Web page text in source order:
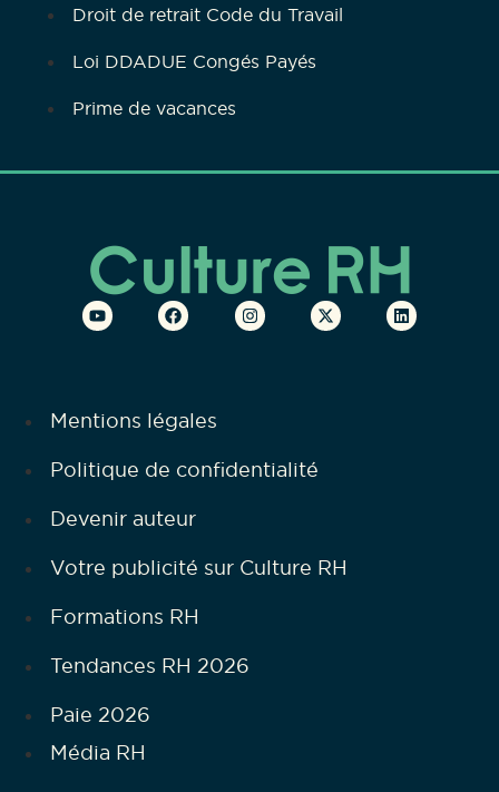
Droit de retrait Code du Travail
Loi DDADUE Congés Payés
Prime de vacances
Mentions légales
Politique de confidentialité
Devenir auteur
Votre publicité sur Culture RH
Formations RH
Tendances RH 2026
Paie 2026
Média RH